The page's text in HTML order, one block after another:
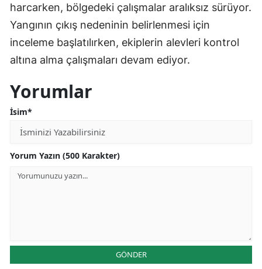
harcarken, bölgedeki çalışmalar aralıksız sürüyor.
Yangının çıkış nedeninin belirlenmesi için
inceleme başlatılırken, ekiplerin alevleri kontrol
altına alma çalışmaları devam ediyor.
Yorumlar
İsim*
Yorum Yazın (500 Karakter)
GÖNDER